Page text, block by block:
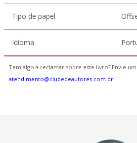
Tipo de papel
Idioma
Tem algo a reclamar sobre este livro? Envie
atendimento@clubedeautores.com.br